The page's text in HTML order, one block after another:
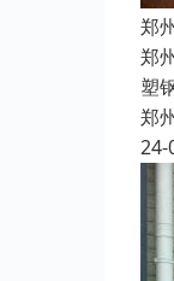
郑
郑
塑
郑
24-